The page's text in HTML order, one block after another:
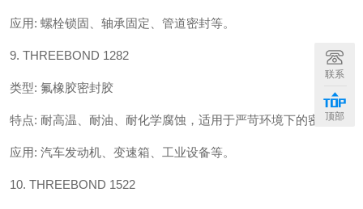
应用: 螺栓锁固、轴承固定、管道密封等。
9. THREEBOND 1282
类型: 氟橡胶密封胶
特点: 耐高温、耐油、耐化学腐蚀，适用于严苛环境下的密封。
应用: 汽车发动机、变速箱、工业设备等。
10. THREEBOND 1522
联系
顶部